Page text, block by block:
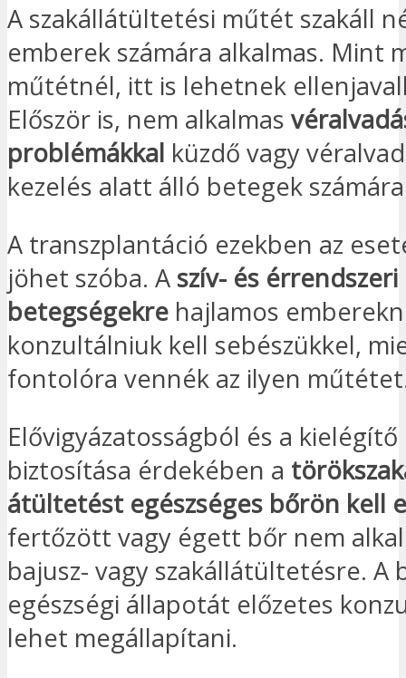
A szakállátültetési műtét szakáll
emberek számára alkalmas. Mint
műtétnél, itt is lehetnek
Először is, nem alkalmas
problémákkal küzdő vagy
kezelés alatt álló betegek
A transzplantáció ezekben az
jöhet szóba. A szív- és érrendszeri
betegségekre hajlamos
konzultálniuk kell sebészükkel,
fontolóra vennék az ilyen
Elővigyázatosságból és a
biztosítása érdekében a
átültetést egészséges bőrön kell
fertőzött vagy égett bőr nem
bajusz- vagy szakállátültetésre. A
egészségi állapotát előzetes
lehet megállapítani.